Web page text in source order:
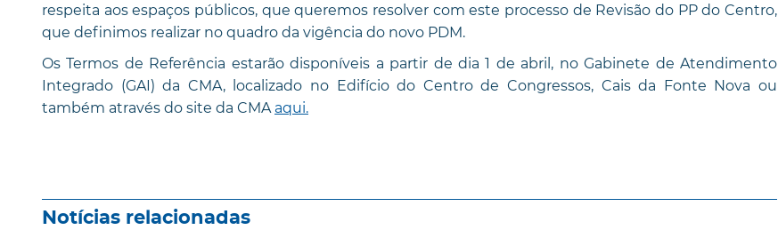
respeita aos espaços públicos, que queremos resolver com este processo de Revisão do PP do Centro,
que definimos realizar no quadro da vigência do novo PDM.
Os Termos de Referência estarão disponíveis a partir de dia 1 de abril, no Gabinete de Atendimento
Integrado (GAI) da CMA, localizado no Edifício do Centro de Congressos, Cais da Fonte Nova ou
também através do site da CMA aqui.
Notícias relacionadas